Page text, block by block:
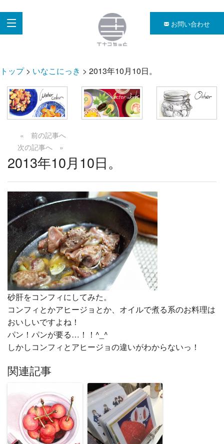
お問い合わせ
トップ> いなこにっき > 2013年10月10日。
« 前の記事へ
次の記事へ »
2013年10月10日。
砂肝をコンフィにしてみた。
コンフィとかアヒージョとか、オイルで煮る系のお料理は
おいしいですよね！
パン！パンが要る…！！^_^
しかしコンフィとアヒージョの違いがわからないっ！
関連記事